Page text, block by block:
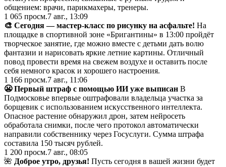
общением: врачи, парикмахеры, тренеры.
1 065 просм.7 авг., 13:09
🎨 Сегодня — мастер-класс по рисунку на асфальте! На
площадке в спортивной зоне «Бригантины» в 13:00 пройдёт
творческое занятие, где можно вместе с детьми дать волю
фантазии и нарисовать яркие летние картины. Отличный
повод провести время на свежем воздухе и оставить после
себя немного красок и хорошего настроения.
1 166 просм.7 авг., 11:06
😬 Первый штраф с помощью ИИ уже выписан В
Подмосковье впервые оштрафовали владельца участка за
борщевик с использованием искусственного интеллекта.
Опасное растение обнаружил дрон, затем нейросеть
обработала снимки, после чего протокол автоматически
направили собственнику через Госуслуги. Сумма штрафа
составила 150 тысяч рублей.
1 200 просм.7 авг., 08:05
🌺 Доброе утро, друзья! Пусть сегодня в вашей жизни будет